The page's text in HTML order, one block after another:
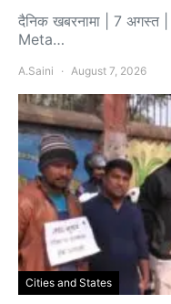
दैनिक खबरनामा | 7 अगस्त |
Meta…
A.Saini August 7, 2026
Cities and States